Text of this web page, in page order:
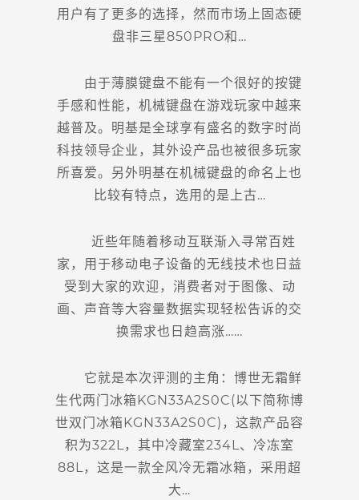
用户有了更多的选择，然而市场上固态硬
盘非三星850PRO和…
由于薄膜键盘不能有一个很好的按键
手感和性能，机械键盘在游戏玩家中越来
越普及。明基是全球享有盛名的数字时尚
科技领导企业，其外设产品也被很多玩家
所喜爱。另外明基在机械键盘的命名上也
比较有特点，选用的是上古…
近些年随着移动互联渐入寻常百姓
家，用于移动电子设备的无线技术也日益
受到大家的欢迎，消费者对于图像、动
画、声音等大容量数据实现轻松告诉的交
换需求也日趋高涨……
它就是本次评测的主角：博世无霜鲜
生代两门冰箱KGN33A2S0C(以下简称博
世双门冰箱KGN33A2S0C)，这款产品容
积为322L，其中冷藏室234L、冷冻室
88L，这是一款全风冷无霜冰箱，采用超
大…